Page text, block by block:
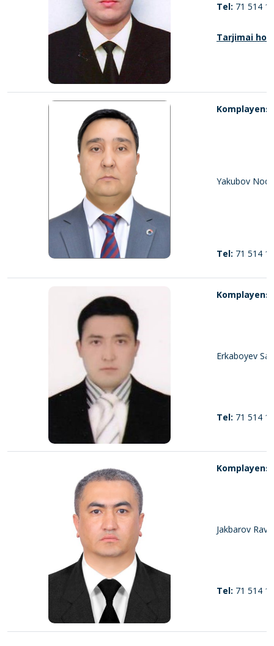
Tel: 71 514
Tarjimai holi
Yakubov
Tel: 71 514
Erkaboyev
Tel: 71 514
Jakbarov
Tel: 71 514